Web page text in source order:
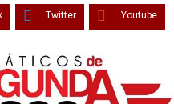
Twitter Youtube